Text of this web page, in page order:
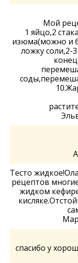
Мой
1 яйцо,2
изюма(можно и
ложку соли,2-
Тесто
рецептов
жидком
спасибо у